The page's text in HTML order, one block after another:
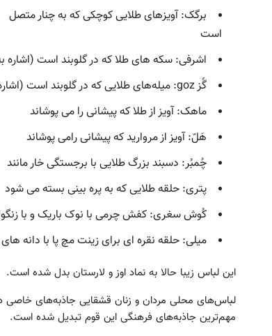
برگک: آویزهای طلایی کوچکی که به چنار متصل
است
اشرفی: سکه های طلا که در گلوبند است (اشاره
گًز goz: میله‌های طلایی که در گلوبند است (اشاره به غازی که لقب تیموریان است)
ماهک: آویز از طلا که پیشانی را می پوشاند
هَلّ: آویز از مروارید که پیشانی رامی پوشاند
چُمبُر: دسبند بزرگ طلایی با برجستگی خار مانند
پتری: حلقه طلایی که به پره بینی بسته می شود
کُوش سغری: کفش چرمی با نوک باریک و با
میلی: حلقه نقره ای برای زینت مچ پا با دانه
این لباس زیبا حالا به نماد اوز و لارستان بدل شده است.
لباس‌های محلی مردان و زنان قشقایی جاذبه‌های خاصی
مهم‌ترین جاذبه‌های فرهنگی این قوم تبدیل شده است.